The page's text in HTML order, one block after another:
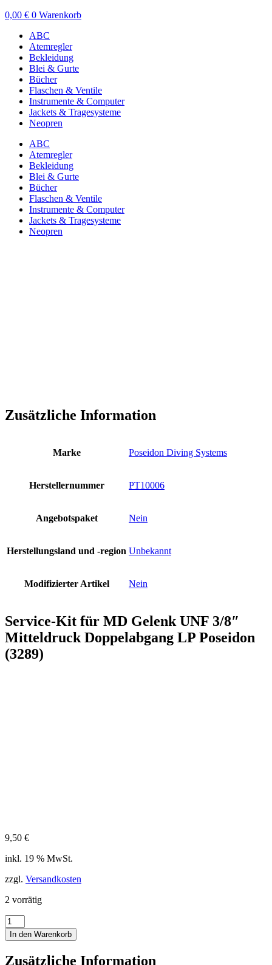
0,00 € 0 Warenkorb
ABC
Atemregler
Bekleidung
Blei & Gurte
Bücher
Flaschen & Ventile
Instrumente & Computer
Jackets & Tragesysteme
Neopren
ABC
Atemregler
Bekleidung
Blei & Gurte
Bücher
Flaschen & Ventile
Instrumente & Computer
Jackets & Tragesysteme
Neopren
Zusätzliche Information
Marke Poseidon Diving Systems
Herstellernummer PT10006
Angebotspaket Nein
Herstellungsland und -region Unbekannt
Modifizierter Artikel Nein
Service-Kit für MD Gelenk UNF 3/8″
Mitteldruck Doppelabgang LP Poseidon
(3289)
9,50 €
inkl. 19 % MwSt.
zzgl. Versandkosten
2 vorrätig
Service-
Kit
für
In den Warenkorb
Zusätzliche Information